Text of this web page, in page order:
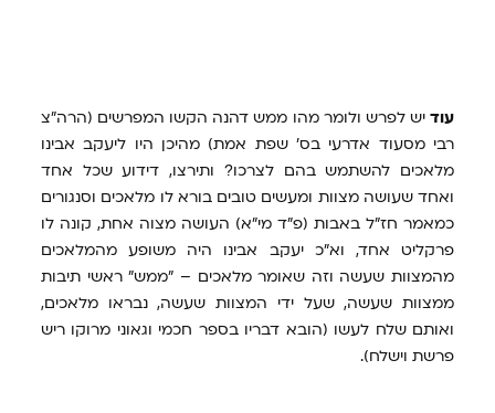
עוד יש לפרש ולומר מהו ממש דהנה הקשו המפרשים (הרה"צ
רבי מסעוד אדרעי בס' שפת אמת) מהיכן היו ליעקב אבינו
מלאכים להשתמש בהם לצרכו? ותירצו, דידוע שכל אחד
ואחד שעושה מצוות ומעשים טובים בורא לו מלאכים וסנגורים
כמאמר חז"ל באבות (פ"ד מי"א) העושה מצוה אחת, קונה לו
פרקליט אחד, וא"כ יעקב אבינו היה משופע מהמלאכים
מהמצוות שעשה וזה שאומר מלאכים – "ממש" ראשי תיבות
ממצוות שעשה, שעל ידי המצוות שעשה, נבראו מלאכים,
ואותם שלח לעשו (הובא דבריו בספר חכמי וגאוני מרוקו ריש
פרשת וישלח).